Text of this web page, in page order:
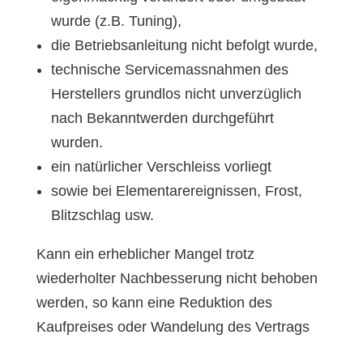
wurde (z.B. Tuning),
die Betriebsanleitung nicht befolgt wurde,
technische Servicemassnahmen des
Herstellers grundlos nicht unverzüglich
nach Bekanntwerden durchgeführt
wurden.
ein natürlicher Verschleiss vorliegt
sowie bei Elementarereignissen, Frost,
Blitzschlag usw.
Kann ein erheblicher Mangel trotz
wiederholter Nachbesserung nicht behoben
werden, so kann eine Reduktion des
Kaufpreises oder Wandelung des Vertrags